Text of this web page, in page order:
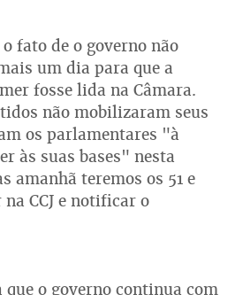
fato de o governo não
um dia para que a
fosse lida na Câmara.
não mobilizaram seus
os parlamentares "à
às suas bases" nesta
amanhã teremos os 51 e
CCJ e notificar o
o governo continua com